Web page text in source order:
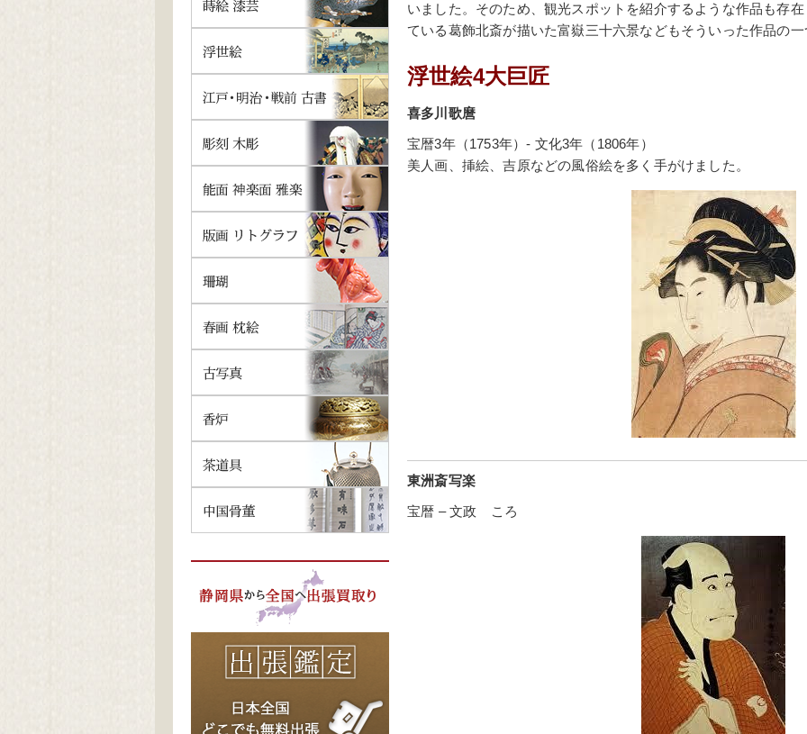
いました。そのため、観光スポットを紹介するような作品も存
ている葛飾北斎が描いた富嶽三十六景などもそういった作品の
浮世絵4大巨匠
喜多川歌麿
宝暦3年（1753年）- 文化3年（1806年）
美人画、挿絵、吉原などの風俗絵を多く手がけました。
東洲斎写楽
宝暦 – 文政 ころ